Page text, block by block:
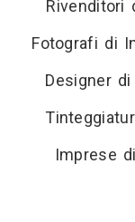
Rivenditori
Fotografi di
Designer
Imprese